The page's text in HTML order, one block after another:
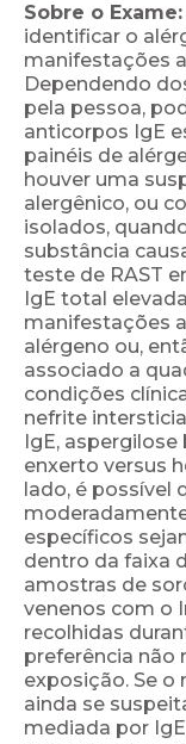
Sobre o Exame:
identificar o
manifestações
Dependendo
pela pessoa,
anticorpos IgE
painéis de
houver uma
alergênico, ou
isolados,
substância
teste de RAST
IgE total
manifestações
alérgeno ou,
associado a
condições
nefrite
IgE,
enxerto versus
lado, é possível
específicos
dentro da faixa
amostras de
venenos com o
recolhidas
preferência não
exposição. Se
ainda se
mediada por